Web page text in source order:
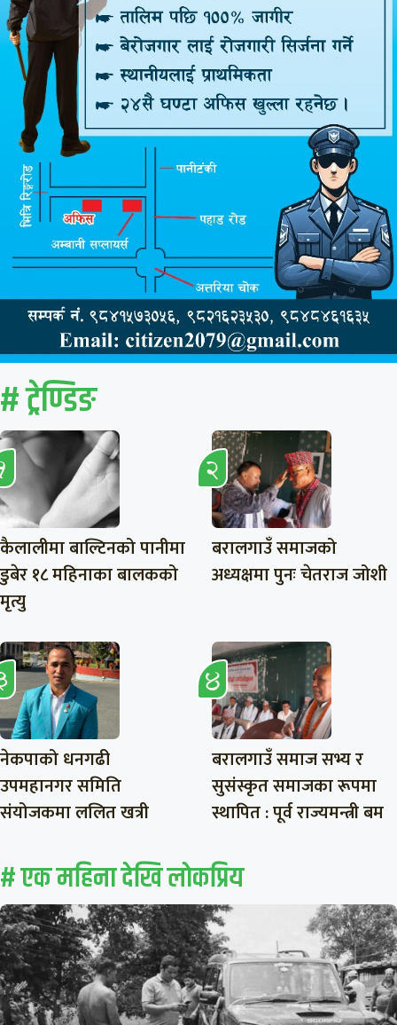
# ट्रेण्डिङ
कैलालीमा बाल्टिनको पानीमा
डुबेर १८ महिनाका बालकको
मृत्यु
बरालगाउँ समाजको
अध्यक्षमा पुनः चेतराज जोशी
नेकपाको धनगढी
उपमहानगर समिति
संयोजकमा ललित खत्री
बरालगाउँ समाज सभ्य र
सुसंस्कृत समाजका रूपमा
स्थापित : पूर्व राज्यमन्त्री बम
# एक महिना देखि लाेकप्रिय